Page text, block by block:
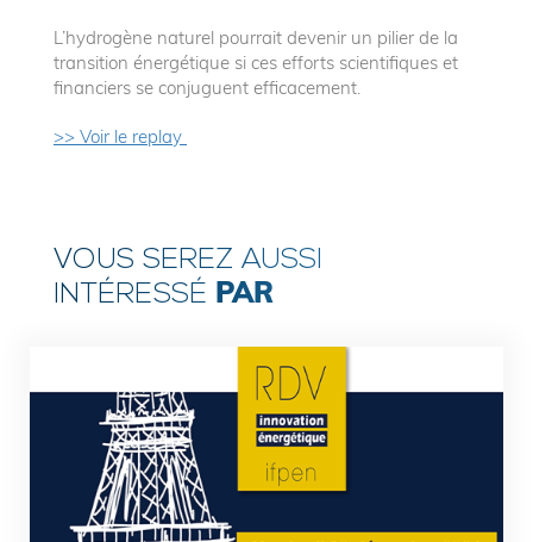
L’hydrogène naturel pourrait devenir un pilier de la
transition énergétique si ces efforts scientifiques et
financiers se conjuguent efficacement.
>> Voir le replay
VOUS SEREZ AUSSI
INTÉRESSÉ PAR